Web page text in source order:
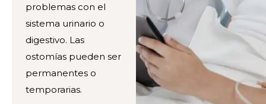
problemas con el
sistema urinario o
digestivo. Las
ostomías pueden ser
permanentes o
temporarias.